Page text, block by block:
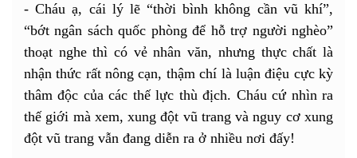
- Cháu ạ, cái lý lẽ “thời bình không cần vũ khí”,
“bớt ngân sách quốc phòng để hỗ trợ người nghèo”
thoạt nghe thì có vẻ nhân văn, nhưng thực chất là
nhận thức rất nông cạn, thậm chí là luận điệu cực kỳ
thâm độc của các thế lực thù địch. Cháu cứ nhìn ra
thế giới mà xem, xung đột vũ trang và nguy cơ xung
đột vũ trang vẫn đang diễn ra ở nhiều nơi đấy!